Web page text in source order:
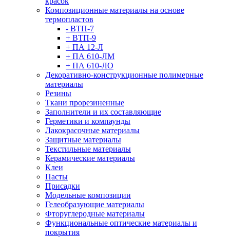
Композиционные материалы на основе
термопластов
- ВТП-7
+ ВТП-9
+ ПА 12-Л
+ ПА 610-ЛМ
+ ПА 610-ЛО
Декоративно-конструкционные полимерные
материалы
Резины
Ткани прорезиненные
Заполнители и их составляющие
Герметики и компаунды
Лакокрасочные материалы
Защитные материалы
Текстильные материалы
Керамические материалы
Клеи
Пасты
Присадки
Модельные композиции
Гелеобразующие материалы
Фторуглеродные материалы
Функциональные оптические материалы и
покрытия